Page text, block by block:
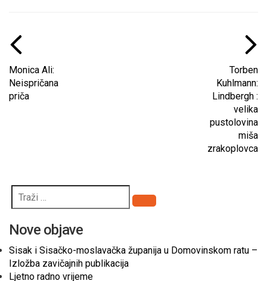
Monica Ali:
Neispričana
priča
Torben
Kuhlmann:
Lindbergh :
velika
pustolovina
miša
zrakoplovca
Pretraži
Nove objave
Sisak i Sisačko-moslavačka županija u Domovinskom ratu –
Izložba zavičajnih publikacija
Ljetno radno vrijeme